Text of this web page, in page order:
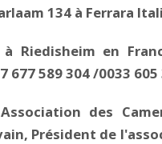
134 à Ferrara
Riedisheim en
677 589 304 /0033 605
des
Président de